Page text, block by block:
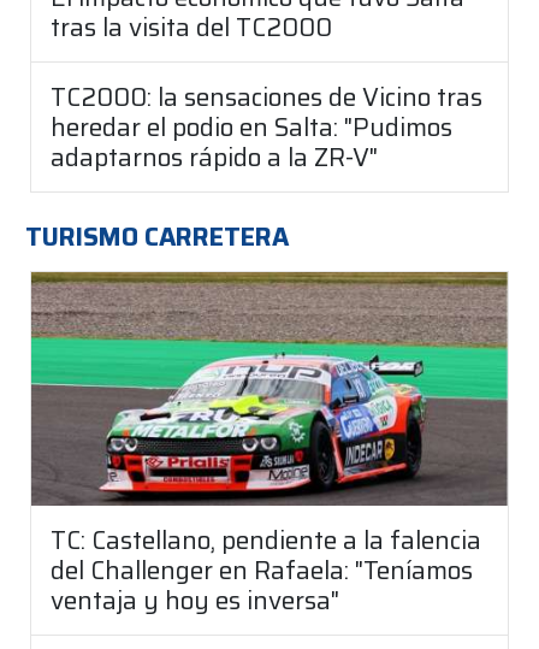
tras la visita del TC2000
TC2000: la sensaciones de Vicino tras
heredar el podio en Salta: "Pudimos
adaptarnos rápido a la ZR-V"
TURISMO CARRETERA
TC: Castellano, pendiente a la falencia
del Challenger en Rafaela: "Teníamos
ventaja y hoy es inversa"